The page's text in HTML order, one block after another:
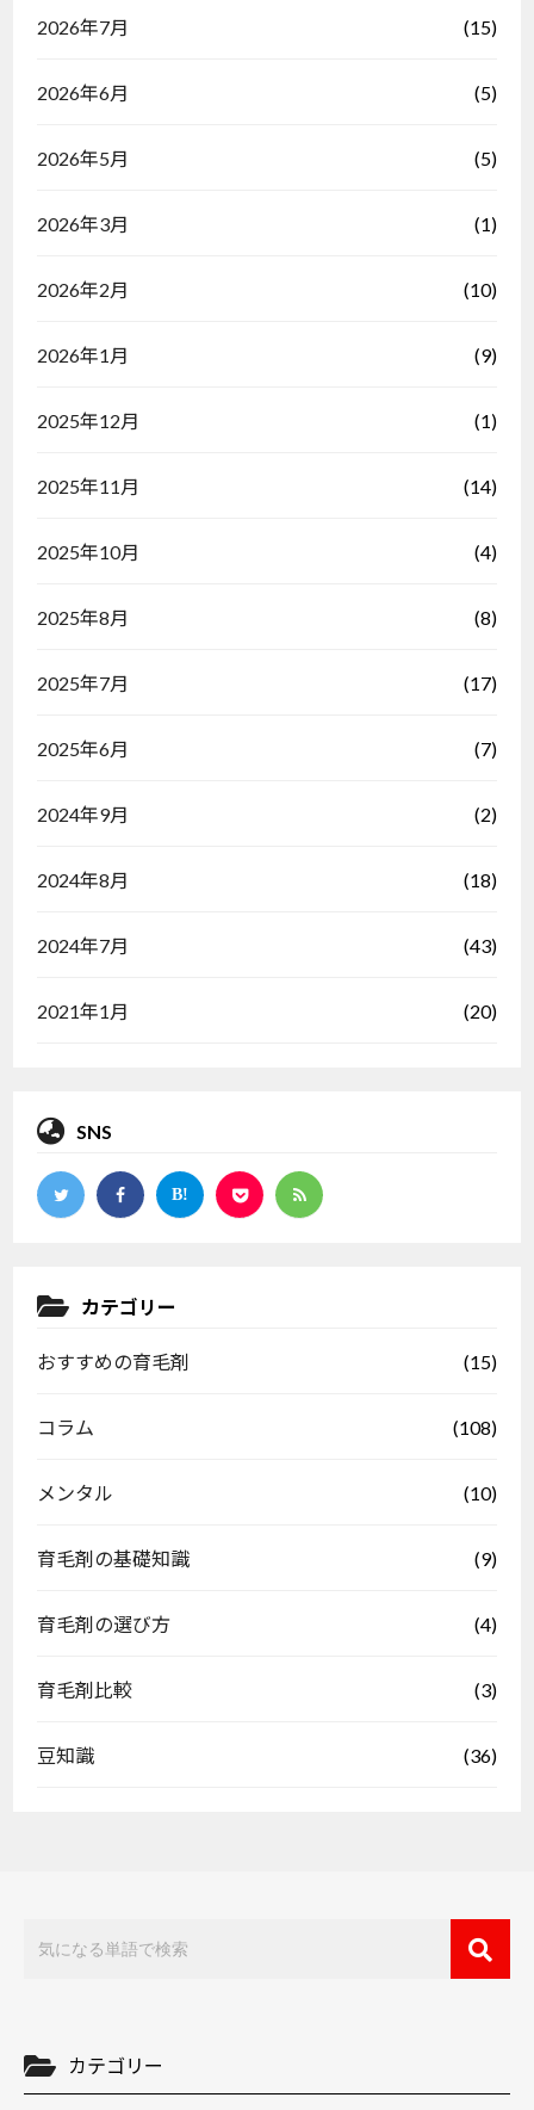
2026年7月 (15)
2026年6月 (5)
2026年5月 (5)
2026年3月 (1)
2026年2月 (10)
2026年1月 (9)
2025年12月 (1)
2025年11月 (14)
2025年10月 (4)
2025年8月 (8)
2025年7月 (17)
2025年6月 (7)
2024年9月 (2)
2024年8月 (18)
2024年7月 (43)
2021年1月 (20)
SNS
カテゴリー
おすすめの育毛剤 (15)
コラム (108)
メンタル (10)
育毛剤の基礎知識 (9)
育毛剤の選び方 (4)
育毛剤比較 (3)
豆知識 (36)
カテゴリー